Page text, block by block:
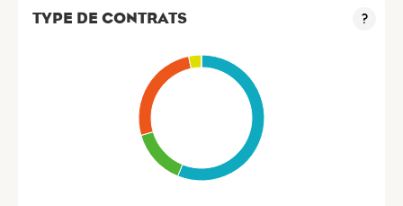
TYPE DE CONTRATS ?